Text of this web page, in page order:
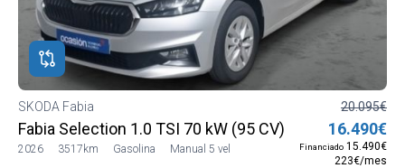
SKODA Fabia
Fabia Selection 1.0 TSI 70 kW (95 CV) Manual 5 vel.
2026 3517km Gasolina Manual 5 vel
20.095€
16.490€
Financiado 15.490€
223€/mes